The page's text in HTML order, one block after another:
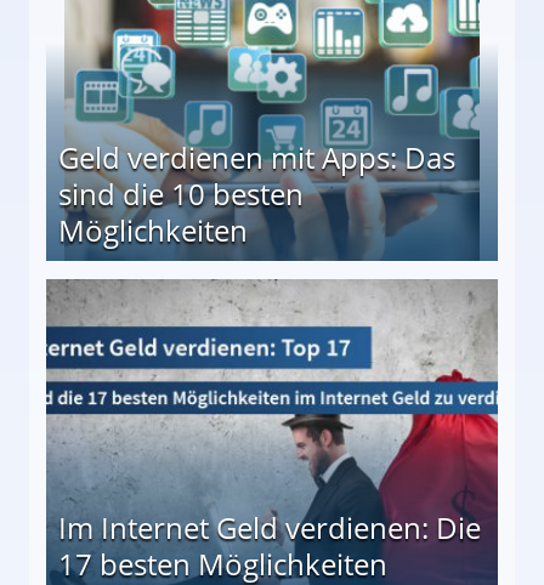
Geld verdienen mit Apps: Das
sind die 10 besten
Möglichkeiten
besten Möglichkeiten
Im Internet Geld verdienen: Die
17 besten Möglichkeiten